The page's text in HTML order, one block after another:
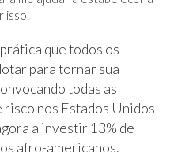
isso.
que todos os
para tornar sua
todas as
risco nos Estados Unidos
a investir 13% de
afro-americanos.